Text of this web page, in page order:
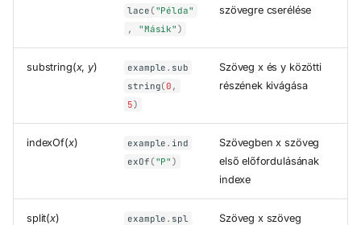
lace ("Példa"
,
"Másik" )
szövegre cserélése
substring(x, y) example . sub
string(0 ,
5)
Szöveg x és y közötti
részének kivágása
indexOf(x) example . ind
exOf ("P" )
Szövegben x szöveg
első előfordulásának
indexe
split(x) example . spl Szöveg x szöveg